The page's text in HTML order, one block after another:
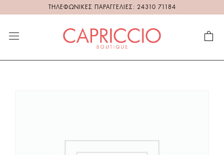
ΤΗΛΕΦΩΝΙΚΕΣ ΠΑΡΑΓΓΕΛΙΕΣ: 24310 71184